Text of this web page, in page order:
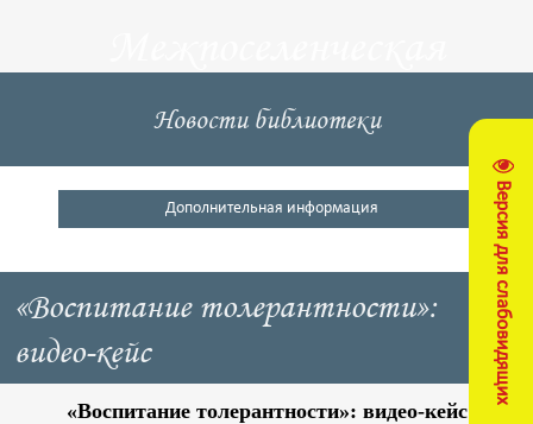
Версия для слабовидящих
центральная
библиотека
Кущевский район
Новости библиотеки
Дополнительная информация
«Воспитание толерантности»:
видео-кейс
«Воспитание толерантности»: видео-кейс